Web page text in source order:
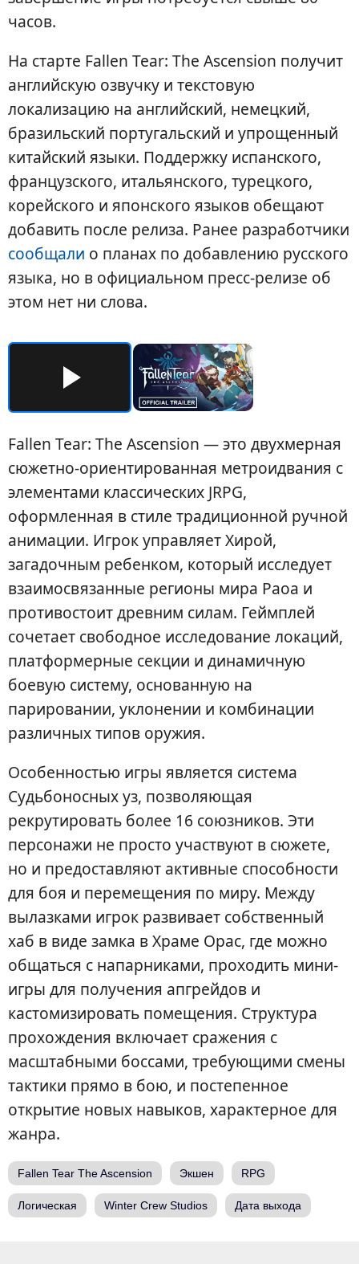
часов.
На старте Fallen Tear: The Ascension получит
английскую озвучку и текстовую
локализацию на английский, немецкий,
бразильский португальский и упрощенный
китайский языки. Поддержку испанского,
французского, итальянского, турецкого,
корейского и японского языков обещают
добавить после релиза. Ранее разработчики
сообщали о планах по добавлению русского
языка, но в официальном пресс-релизе об
этом нет ни слова.
Fallen Tear: The Ascension — это двухмерная
сюжетно-ориентированная метроидвания с
элементами классических JRPG,
оформленная в стиле традиционной ручной
анимации. Игрок управляет Хирой,
загадочным ребенком, который исследует
взаимосвязанные регионы мира Раоа и
противостоит древним силам. Геймплей
сочетает свободное исследование локаций,
платформерные секции и динамичную
боевую систему, основанную на
парировании, уклонении и комбинации
различных типов оружия.
Особенностью игры является система
Судьбоносных уз, позволяющая
рекрутировать более 16 союзников. Эти
персонажи не просто участвуют в сюжете,
но и предоставляют активные способности
для боя и перемещения по миру. Между
вылазками игрок развивает собственный
хаб в виде замка в Храме Орас, где можно
общаться с напарниками, проходить мини-
игры для получения апгрейдов и
кастомизировать помещения. Структура
прохождения включает сражения с
масштабными боссами, требующими смены
тактики прямо в бою, и постепенное
открытие новых навыков, характерное для
жанра.
Fallen Tear The Ascension Экшен RPG
Логическая Winter Crew Studios Дата выхода